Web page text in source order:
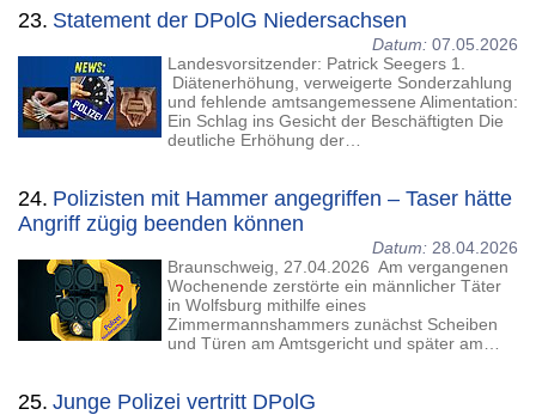
23. Statement der DPolG Niedersachsen
Datum: 07.05.2026
Landesvorsitzender: Patrick Seegers 1.
Diätenerhöhung, verweigerte Sonderzahlung
und fehlende amtsangemessene Alimentation:
Ein Schlag ins Gesicht der Beschäftigten Die
deutliche Erhöhung der…
24. Polizisten mit Hammer angegriffen – Taser hätte
Angriff zügig beenden können
Datum: 28.04.2026
Braunschweig, 27.04.2026 Am vergangenen
Wochenende zerstörte ein männlicher Täter
in Wolfsburg mithilfe eines
Zimmermannshammers zunächst Scheiben
und Türen am Amtsgericht und später am…
25. Junge Polizei vertritt DPolG